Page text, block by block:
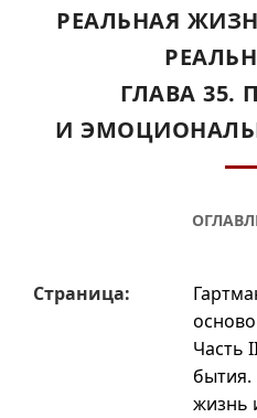
РЕАЛЬНАЯ
ГЛАВА 35.
И
Страница:
Часть
бытия.
жизнь